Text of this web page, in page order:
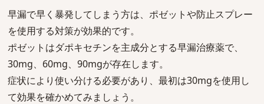
早漏で早く暴発してしまう方は、ポゼットや防止スプレー
を使用する対策が効果的です。
ポゼットはダポキセチンを主成分とする早漏治療薬で、
30mg、60mg、90mgが存在します。
症状により使い分ける必要があり、最初は30mgを使用し
て効果を確かめてみましょう。